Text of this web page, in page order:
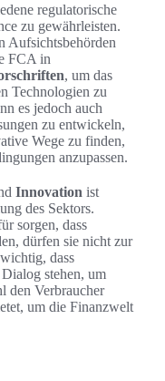
regulatorische
zu gewährleisten.
Aufsichtsbehörden
FCA in
, um das
Technologien zu
es jedoch auch
zu entwickeln,
Wege zu finden,
anzupassen.
Innovation ist
des Sektors.
sorgen, dass
dürfen sie nicht zur
dass
stehen, um
den Verbraucher
um die Finanzwelt